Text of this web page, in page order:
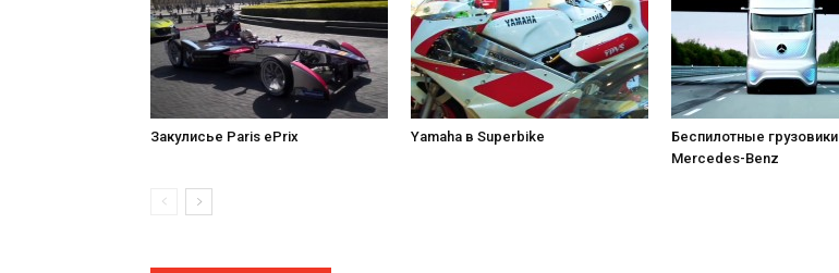
Закулисье Paris ePrix Yamaha в Superbike
Беспилотные грузовики
Mercedes-Benz